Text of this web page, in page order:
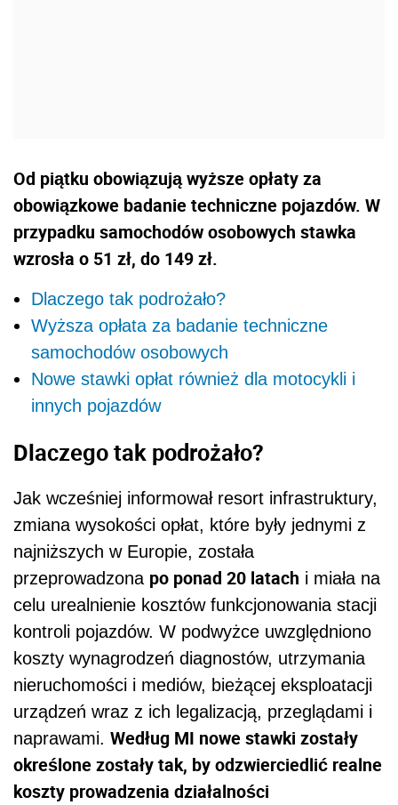
Od piątku obowiązują wyższe opłaty za
obowiązkowe badanie techniczne pojazdów. W
przypadku samochodów osobowych stawka
wzrosła o 51 zł, do 149 zł.
Dlaczego tak podrożało?
Wyższa opłata za badanie techniczne
samochodów osobowych
Nowe stawki opłat również dla motocykli i
innych pojazdów
Dlaczego tak podrożało?
Jak wcześniej informował resort infrastruktury,
zmiana wysokości opłat, które były jednymi z
najniższych w Europie, została
przeprowadzona po ponad 20 latach i miała na
celu urealnienie kosztów funkcjonowania stacji
kontroli pojazdów. W podwyżce uwzględniono
koszty wynagrodzeń diagnostów, utrzymania
nieruchomości i mediów, bieżącej eksploatacji
urządzeń wraz z ich legalizacją, przeglądami i
naprawami. Według MI nowe stawki zostały
określone zostały tak, by odzwierciedlić realne
koszty prowadzenia działalności